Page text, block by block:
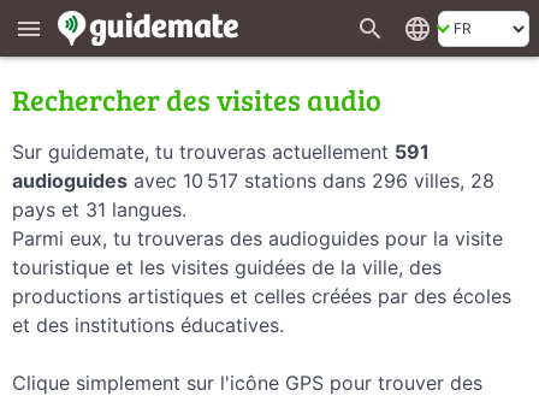
menu search language
Rechercher des visites audio
Sur guidemate, tu trouveras actuellement 591
audioguides avec 10 517 stations dans 296 villes, 28
pays et 31 langues.
Parmi eux, tu trouveras des audioguides pour la visite
touristique et les visites guidées de la ville, des
productions artistiques et celles créées par des écoles
et des institutions éducatives.
Clique simplement sur l'icône GPS pour trouver des